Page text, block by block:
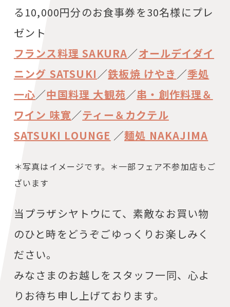
る10,000円分のお食事券を30名様にプレ
ゼント
フランス料理 SAKURA／オールデイダイ
ニング SATSUKI／鉄板焼 けやき ／季処
一心／中国料理 大観苑／串・創作料理＆
ワイン 味寛／ティー＆カクテル
SATSUKI LOUNGE ／麺処 NAKAJIMA
＊写真はイメージです。＊一部フェア不参加店もご
ざいます
当プラザシヤトウにて、素敵なお買い物
のひと時をどうぞごゆっくりお楽しみく
ださい。
みなさまのお越しをスタッフ一同、心よ
りお待ち申し上げております。